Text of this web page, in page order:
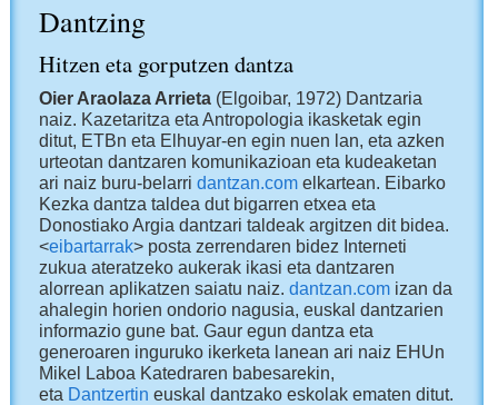
Dantzing
Hitzen eta gorputzen dantza
Oier Araolaza Arrieta (Elgoibar, 1972) Dantzaria
naiz. Kazetaritza eta Antropologia ikasketak egin
ditut, ETBn eta Elhuyar-en egin nuen lan, eta azken
urteotan dantzaren komunikazioan eta kudeaketan
ari naiz buru-belarridantzan.com elkartean. Eibarko
Kezka dantza taldea dut bigarren etxea eta
Donostiako Argia dantzari taldeak argitzen dit bidea.
<eibartarrak> posta zerrendaren bidez Interneti
zukua ateratzeko aukerak ikasi eta dantzaren
alorrean aplikatzen saiatu naiz.dantzan.com izan da
ahalegin horien ondorio nagusia, euskal dantzarien
informazio gune bat. Gaur egun dantza eta
generoaren inguruko ikerketa lanean ari naiz EHUn
Mikel Laboa Katedraren babesarekin,
eta Dantzertin euskal dantzako eskolak ematen ditut.